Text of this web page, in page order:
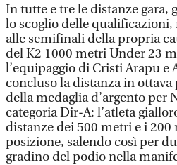
In tutte e tre le distanze gara,
lo scoglio delle
alle semifinali della propria
del K2 1000 metri Under 23
l’equipaggio di Cristi Arapu e
concluso la distanza in ottava
della medaglia d’argento per
categoria Dir-A: l’atleta
distanze dei 500 metri e i
posizione, salendo così per
gradino del podio nella